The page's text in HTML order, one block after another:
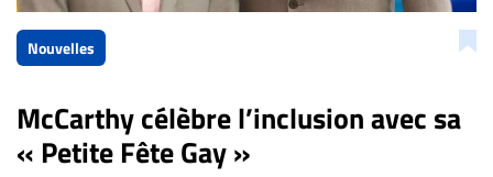
Nouvelles
McCarthy célèbre l’inclusion avec sa
« Petite Fête Gay »